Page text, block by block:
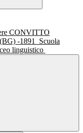
CONVITTO
-1891
Scuola
linguistico